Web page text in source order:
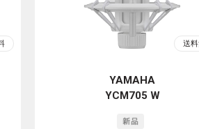
YAMAHA
YCM705 W